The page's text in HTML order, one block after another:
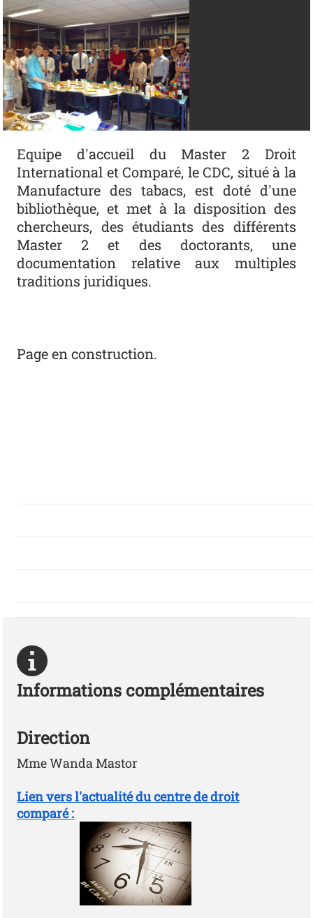
Equipe d'accueil du Master 2 Droit
International et Comparé, le CDC, situé à la
Manufacture des tabacs, est doté d'une
bibliothèque, et met à la disposition des
chercheurs, des étudiants des différents
Master 2 et des doctorants, une
documentation relative aux multiples
traditions juridiques.
Page en construction.
Informations complémentaires
Direction
Mme Wanda Mastor
Lien vers l'actualité du centre de droit
comparé :